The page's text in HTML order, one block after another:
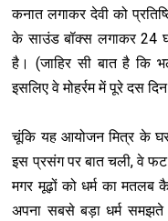
कनात लगाकर देवी को
के साउंड बॉक्स लगाकर 24
है। (जाहिर सी बात है कि
इसलिए वे मोहर्रम में पूरे दस
चूंकि यह आयोजन मित्र के
इस प्रसंग पर बात चली, वे
मगर मूढ़ों को धर्म का
अपना सबसे बड़ा धर्म समझते